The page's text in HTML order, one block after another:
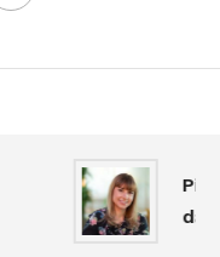
dar